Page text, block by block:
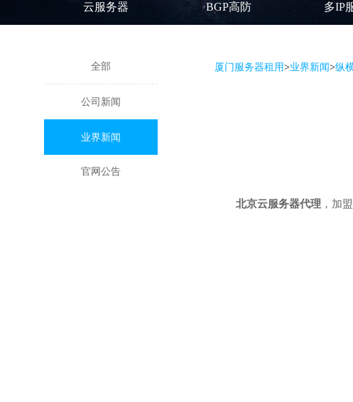
云服务器 BGP高防 多IP
全部
公司新闻
业界新闻
官网公告
厦门服务器租用>业界新闻>纵
北京云服务器代理 ，加